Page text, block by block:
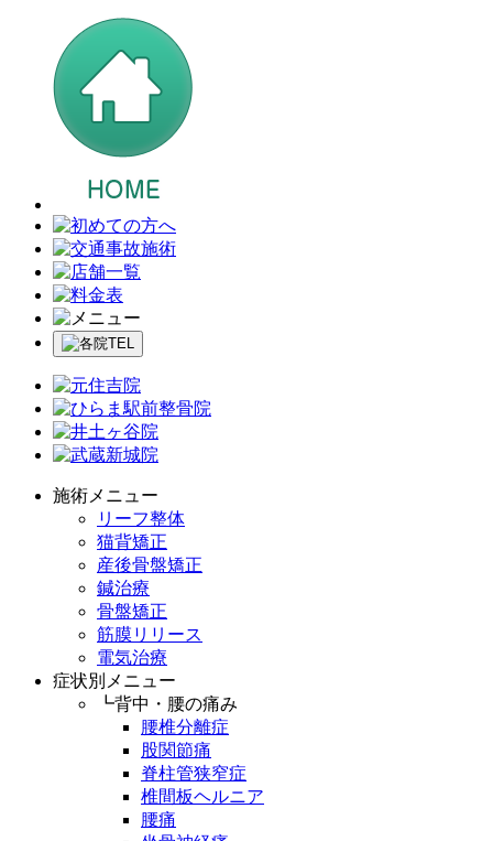
施術メニュー
リーフ整体
猫背矯正
産後骨盤矯正
鍼治療
骨盤矯正
筋膜リリース
電気治療
症状別メニュー
┗背中・腰の痛み
腰椎分離症
股関節痛
脊柱管狭窄症
椎間板ヘルニア
腰痛